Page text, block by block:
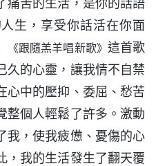
生，享受你話活在你面
《跟隨羔羊唱新歌》 這首歌
久的心靈，讓我情不自禁
心中的壓抑、委屈、愁苦
整個人輕鬆了許多。激動
我，使我疲憊、憂傷的心
，我的生活發生了翻天覆